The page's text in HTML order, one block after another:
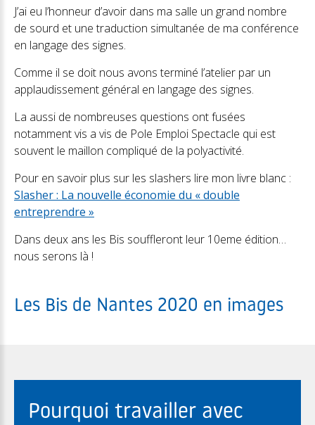
J’ai eu l’honneur d’avoir dans ma salle un grand nombre
de sourd et une traduction simultanée de ma conférence
en langage des signes.
Comme il se doit nous avons terminé l’atelier par un
applaudissement général en langage des signes.
La aussi de nombreuses questions ont fusées
notamment vis a vis de Pole Emploi Spectacle qui est
souvent le maillon compliqué de la polyactivité.
Pour en savoir plus sur les slashers lire mon livre blanc :
Slasher : La nouvelle économie du « double
entreprendre »
Dans deux ans les Bis souffleront leur 10eme édition…
nous serons là !
Les Bis de Nantes 2020 en images
Pourquoi travailler avec